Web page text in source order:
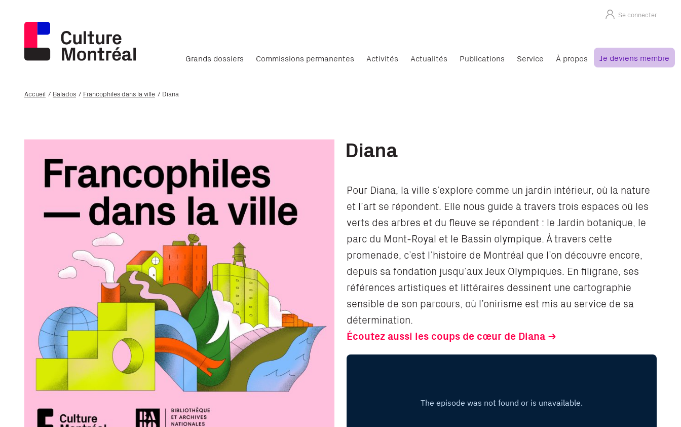
Se connecter
Grands dossiers Commissions permanentes Activités Actualités Publications Service À propos Je deviens membre
Accueil Balados Francophiles dans la ville Diana
Diana
Pour Diana, la ville s’explore comme un jardin intérieur, où la nature
et l’art se répondent. Elle nous guide à travers trois espaces où les
verts des arbres et du fleuve se répondent : le Jardin botanique, le
parc du Mont-Royal et le Bassin olympique. À travers cette
promenade, c’est l’histoire de Montréal que l’on découvre encore,
depuis sa fondation jusqu’aux Jeux Olympiques. En filigrane, ses
références artistiques et littéraires dessinent une cartographie
sensible de son parcours, où l’onirisme est mis au service de sa
détermination.
Écoutez aussi les coups de cœur de Diana